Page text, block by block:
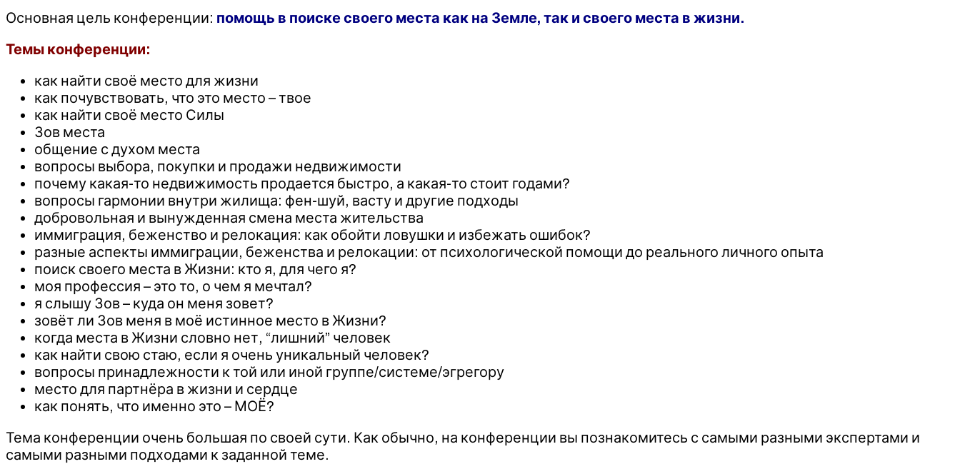
Л.
Е.
др.
Основная цель конференции: помощь в поиске своего места как на Земле, так и своего места в жизни.
Темы конференции:
как найти своё место для жизни
как почувствовать, что это место – твое
как найти своё место Силы
Зов места
общение с духом места
вопросы выбора, покупки и продажи недвижимости
почему какая-то недвижимость продается быстро, а какая-то стоит годами?
вопросы гармонии внутри жилища: фен-шуй, васту и другие подходы
добровольная и вынужденная смена места жительства
иммиграция, беженство и релокация: как обойти ловушки и избежать ошибок?
разные аспекты иммиграции, беженства и релокации: от психологической помощи до реального личного опыта
поиск своего места в Жизни: кто я, для чего я?
моя профессия – это то, о чем я мечтал?
я слышу Зов – куда он меня зовет?
зовёт ли Зов меня в моё истинное место в Жизни?
когда места в Жизни словно нет, “лишний” человек
как найти свою стаю, если я очень уникальный человек?
вопросы принадлежности к той или иной группе/системе/эгрегору
место для партнёра в жизни и сердце
как понять, что именно это – МОЁ?
Тема конференции очень большая по своей сути. Как обычно, на конференции вы познакомитесь с самыми разными экспертами и
самыми разными подходами к заданной теме.